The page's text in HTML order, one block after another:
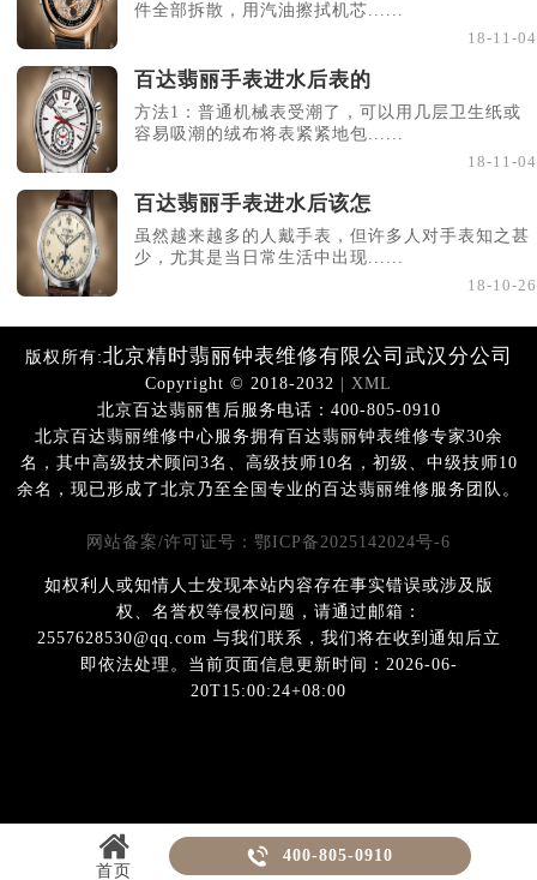
件全部拆散，用汽油擦拭机芯......
18-11-04
百达翡丽手表进水后表的
方法1：普通机械表受潮了，可以用几层卫生纸或
容易吸潮的绒布将表紧紧地包......
18-11-04
百达翡丽手表进水后该怎
虽然越来越多的人戴手表，但许多人对手表知之甚
少，尤其是当日常生活中出现......
18-10-26
版权所有:北京精时翡丽钟表维修有限公司武汉分公司
Copyright © 2018-2032 | XML
北京百达翡丽售后服务电话：400-805-0910
北京百达翡丽维修中心服务拥有百达翡丽钟表维修专家30余
名，其中高级技术顾问3名、高级技师10名，初级、中级技师10
余名，现已形成了北京乃至全国专业的百达翡丽维修服务团队。
网站备案/许可证号：鄂ICP备2025142024号-6
如权利人或知情人士发现本站内容存在事实错误或涉及版
权、名誉权等侵权问题，请通过邮箱：
2557628530@qq.com 与我们联系，我们将在收到通知后立
即依法处理。当前页面信息更新时间：2026-06-
20T15:00:24+08:00
首页
 400-805-0910